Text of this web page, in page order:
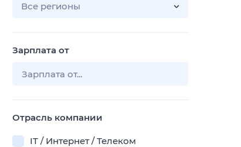
Все регионы
Зарплата от
Отрасль компании
IT / Интернет / Телеком